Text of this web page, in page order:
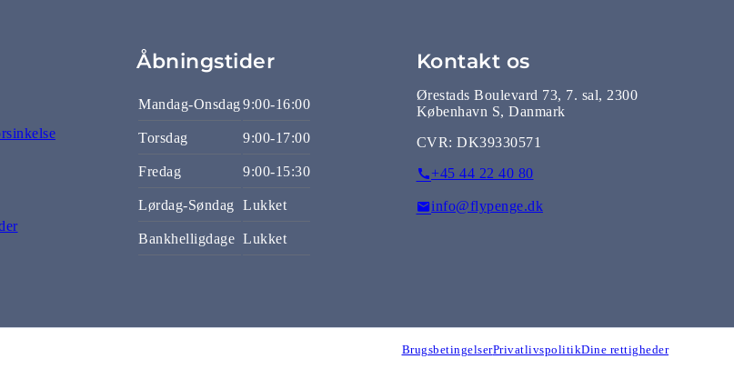
Åbningstider
Mandag-Onsdag9:00-16:00
Torsdag 9:00-17:00
Fredag 9:00-15:30
Lørdag-Søndag Lukket
Bankhelligdage Lukket
Kontakt os
Ørestads Boulevard 73, 7. sal, 2300
København S, Danmark
CVR: DK39330571
+45 44 22 40 80
info@flypenge.dk
BrugsbetingelserPrivatlivspolitikDine rettigheder